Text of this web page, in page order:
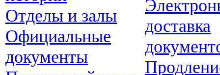
Отделы и залы
Официальные
документы
доставка